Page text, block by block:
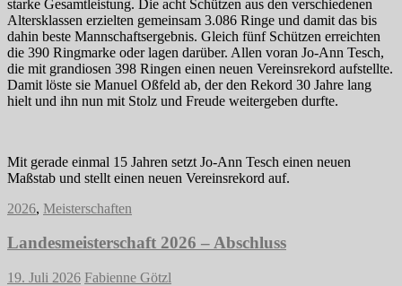
starke Gesamtleistung. Die acht Schützen aus den verschiedenen
Altersklassen erzielten gemeinsam 3.086 Ringe und damit das bis
dahin beste Mannschaftsergebnis. Gleich fünf Schützen erreichten
die 390 Ringmarke oder lagen darüber. Allen voran Jo-Ann Tesch,
die mit grandiosen 398 Ringen einen neuen Vereinsrekord aufstellte.
Damit löste sie Manuel Oßfeld ab, der den Rekord 30 Jahre lang
hielt und ihn nun mit Stolz und Freude weitergeben durfte.
Mit gerade einmal 15 Jahren setzt Jo-Ann Tesch einen neuen
Maßstab und stellt einen neuen Vereinsrekord auf.
2026, Meisterschaften
Landesmeisterschaft 2026 – Abschluss
19. Juli 2026 Fabienne Götzl